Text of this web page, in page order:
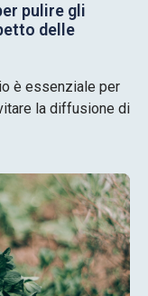
pulire gli
delle
è essenziale per
la diffusione di